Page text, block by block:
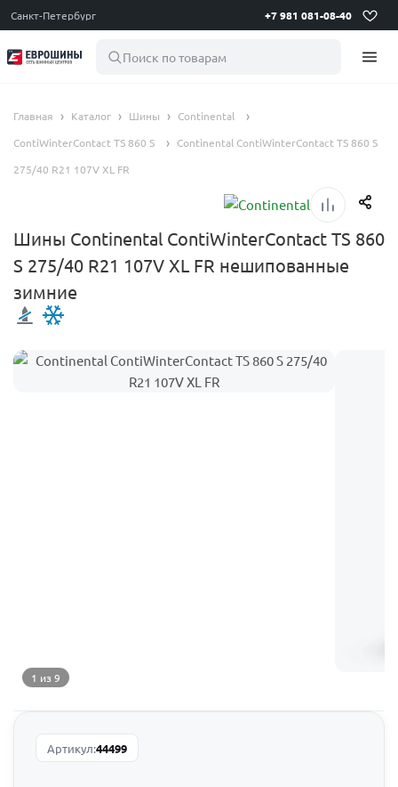
Санкт-Петербург +7 981 081-08-40
Поиск по товарам
Главная Каталог Шины
Continental
ContiWinterContact TS 860 S
Continental ContiWinterContact TS 860 S
275/40 R21 107V XL FR
Шины Continental ContiWinterContact TS 860
S 275/40 R21 107V XL FR нешипованные
зимние
1 из 9
Артикул:44499